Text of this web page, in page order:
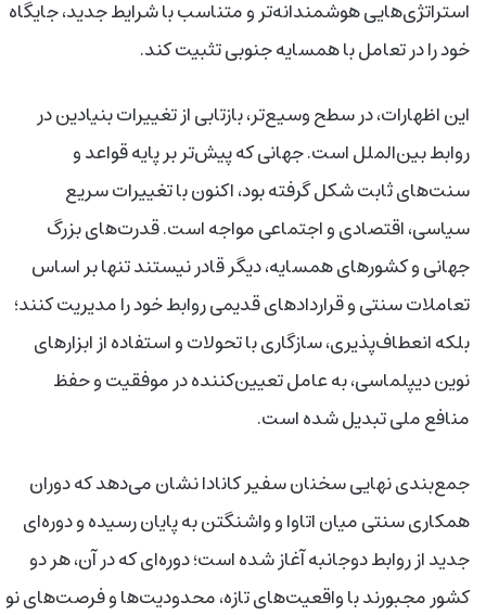
استراتژی‌هایی هوشمندانه‌تر و متناسب با شرایط جدید، جایگاه
خود را در تعامل با همسایه جنوبی تثبیت کند.
این اظهارات، در سطح وسیع‌تر، بازتابی از تغییرات بنیادین در
روابط بین‌الملل است. جهانی که پیش‌تر بر پایه قواعد و
سنت‌های ثابت شکل گرفته بود، اکنون با تغییرات سریع
سیاسی، اقتصادی و اجتماعی مواجه است. قدرت‌های بزرگ
جهانی و کشورهای همسایه، دیگر قادر نیستند تنها بر اساس
تعاملات سنتی و قراردادهای قدیمی روابط خود را مدیریت کنند؛
بلکه انعطاف‌پذیری، سازگاری با تحولات و استفاده از ابزارهای
نوین دیپلماسی، به عامل تعیین‌کننده در موفقیت و حفظ
منافع ملی تبدیل شده است.
جمع‌بندی نهایی سخنان سفیر کانادا نشان می‌دهد که دوران
همکاری سنتی میان اتاوا و واشنگتن به پایان رسیده و دوره‌ای
جدید از روابط دوجانبه آغاز شده است؛ دوره‌ای که در آن، هر دو
کشور مجبورند با واقعیت‌های تازه، محدودیت‌ها و فرصت‌های نو